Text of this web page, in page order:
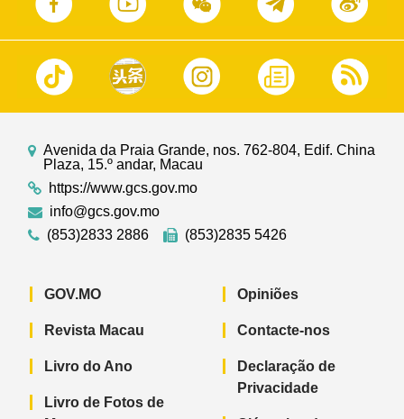
Avenida da Praia Grande, nos. 762-804, Edif. China
Plaza, 15.º andar, Macau
https://www.gcs.gov.mo
info@gcs.gov.mo
(853)2833 2886
(853)2835 5426
GOV.MO
Revista Macau
Livro do Ano
Livro de Fotos de
Opiniões
Contacte-nos
Declaração de
Privacidade